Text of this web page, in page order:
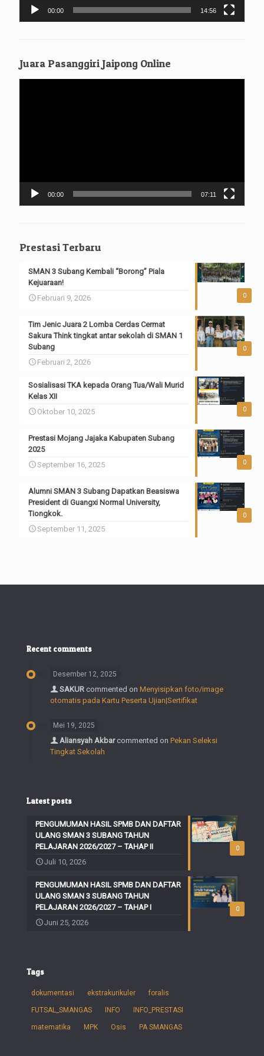
00:00 14:56
Juara Pasanggiri Jaipong Online
00:00 07:11
Prestasi Terbaru
0
SMAN 3 Subang Kembali “Borong” Piala
Kejuaraan!
Februari 9, 2026
0
Tim Jenic Juara 2 Lomba Cerdas Cermat
Sakura Think tingkat antar sekolah di SMAN 1
Subang
Februari 2, 2026
0
Sosialisasi TKA kepada Orang Tua/Wali Murid
Kelas XII
Oktober 10, 2025
0
Prestasi Mojang Jajaka Kabupaten Subang
2025
September 16, 2025
0
Alumni SMAN 3 Subang Dapatkan Beasiswa
President di Guangxi Normal University,
Tiongkok.
September 11, 2025
Recent comments
Desember 12, 2025
SAKUR commented on Menyisipkan foto/image
otomatis pada Kartu Peserta Ujian|Sertifikat
Mei 19, 2025
Aliansyah Akbarcommented on Pekan Seleksi
Tingkat Sekolah
Latest posts
0
PENGUMUMAN HASIL SPMB DAN DAFTAR
ULANG SMAN 3 SUBANG TAHUN
PELAJARAN 2026/2027 – TAHAP II
Juli 10, 2026
0
PENGUMUMAN HASIL SPMB DAN DAFTAR
ULANG SMAN 3 SUBANG TAHUN
PELAJARAN 2026/2027 – TAHAP I
Juni 25, 2026
Tags
dokumentasi ekstrakurikuler foralis
FUTSAL_SMANGAS INFO INFO_PRESTASI
matematika MPK Osis PA SMANGAS